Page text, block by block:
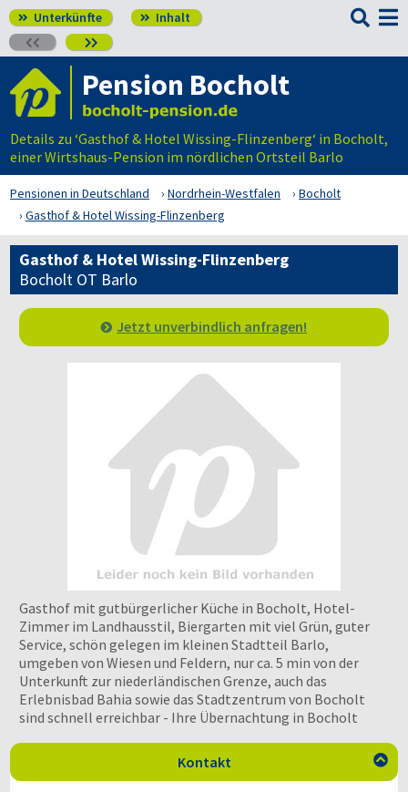
 Unterkünfte  Inhalt
 

Pension Bocholt
Details zu ‘Gasthof & Hotel Wissing-Flinzenberg‘ in Bocholt,
einer Wirtshaus-Pension im nördlichen Ortsteil Barlo
Pensionen in Deutschland Nordrhein-Westfalen
Bocholt
Gasthof & Hotel Wissing-Flinzenberg
Gasthof & Hotel Wissing-Flinzenberg
Bocholt OT Barlo
Jetzt unverbindlich anfragen!
Gasthof mit gutbürgerlicher Küche in Bocholt, Hotel-
Zimmer im Landhausstil, Biergarten mit viel Grün, guter
Service, schön gelegen im kleinen Stadtteil Barlo,
umgeben von Wiesen und Feldern, nur ca. 5 min von der
Unterkunft zur niederländischen Grenze, auch das
Erlebnisbad Bahia sowie das Stadtzentrum von Bocholt
sind schnell erreichbar - Ihre Übernachtung in Bocholt
Kontakt 